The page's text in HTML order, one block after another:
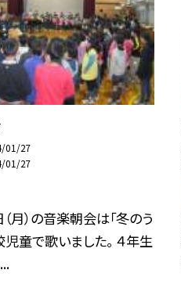
01/27
01/27
（月）の音楽朝会は「冬のう
児童で歌いました。 ４年生